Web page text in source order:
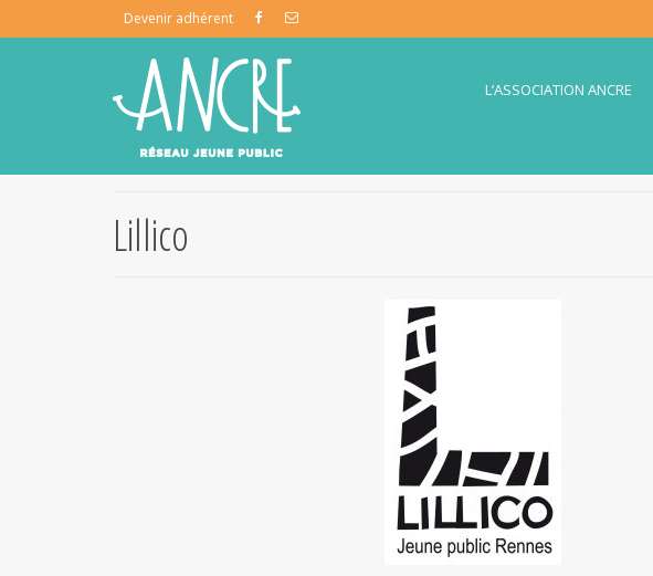
Devenir adhérent
L’ASSOCIATION ANCRE
Lillico